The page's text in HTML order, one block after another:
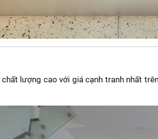
chất lượng cao với giá cạnh tranh nhất